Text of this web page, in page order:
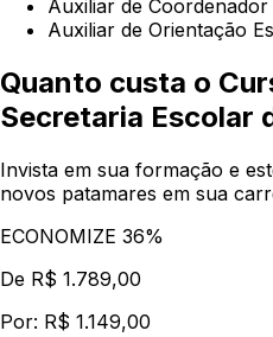
Auxiliar de
Auxiliar de Orientação
Quanto custa o
Secretaria Escolar
Invista em sua formação e
novos patamares em sua
ECONOMIZE 36%
De R$ 1.789,00
Por: R$ 1.149,00